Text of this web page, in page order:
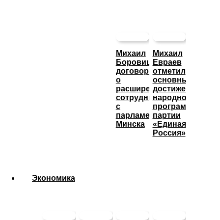
Михаил
Боровицкий
договорился
о
расширении
сотрудничества
с
парламентом
Минска
Михаил
Евраев
отметил
основные
достижения
народной
программы
партии
«Единая
Россия»
Экономика